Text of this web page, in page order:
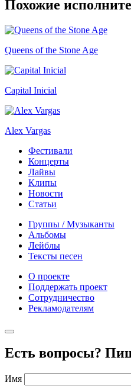
Похожие
Queens of the Stone Age
Capital Inicial
Alex Vargas
Фестивали
Концерты
Лайвы
Клипы
Новости
Статьи
Группы / Музыканты
Альбомы
Лейблы
Тексты песен
О проекте
Поддержать проект
Сотрудничество
Рекламодателям
Есть вопросы?
Имя